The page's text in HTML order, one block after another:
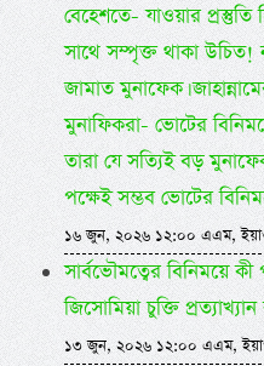
বেহেশতে- যাওয়ার
সাথে সম্পৃক্ত থাকা উচিত!
জামাত মুনাফেক।
মুনাফিকরা- ভোটের
তারা যে সত্যিই বড়
পক্ষেই সম্ভব ভোটের
১৬ জুন, ২০২৬ ১২:০০ এএম,
সার্বভৌমত্বের বিনিময়ে
জিসোমিয়া চুক্তি
১৩ জুন, ২০২৬ ১২:০০ এএম,